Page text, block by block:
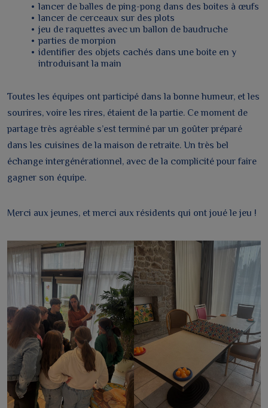
lancer de balles de ping-pong dans des boites à œufs
lancer de cerceaux sur des plots
jeu de raquettes avec un ballon de baudruche
parties de morpion
identifier des objets cachés dans une boite en y
introduisant la main
Toutes les équipes ont participé dans la bonne humeur, et les
sourires, voire les rires, étaient de la partie. Ce moment de
partage très agréable s’est terminé par un goûter préparé
dans les cuisines de la maison de retraite. Un très bel
échange intergénérationnel, avec de la complicité pour faire
gagner son équipe.
Merci aux jeunes, et merci aux résidents qui ont joué le jeu !